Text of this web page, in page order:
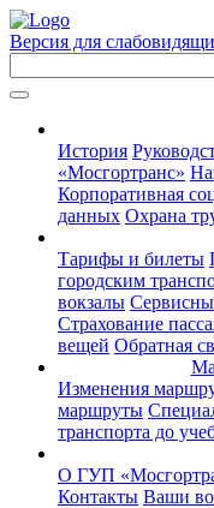
Версия для
История
«Мосгортранс»
Корпоративная
данных Охрана
Тарифы и билеты
городским
вокзалы
Страхование
вещей Обратная
Изменения
маршруты
транспорта до
О ГУП
Контакты Ваши